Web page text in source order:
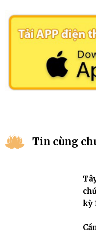
Tin cùng
kỳ